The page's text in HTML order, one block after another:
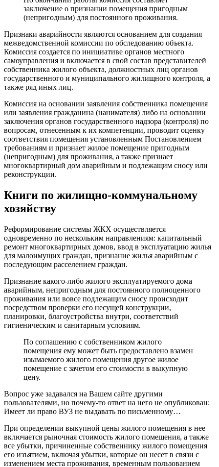
заключение о признании помещения пригодным
(непригодным) для постоянного проживания.
Признаки аварийности являются основанием для создания
межведомственной комиссии по обследованию объекта.
Комиссия создается по инициативе органов местного
самоуправления и включается в свой состав представителей
собственника жилого объекта, должностных лиц органов
государственного и муниципального жилищного контроля, а
также ряд иных лиц.
Комиссия на основании заявления собственника помещения
или заявления гражданина (нанимателя) либо на основании
заключения органов государственного надзора (контроля) по
вопросам, отнесенным к их компетенции, проводит оценку
соответствия помещения установленным Постановлением
требованиям и признает жилое помещение пригодным
(непригодным) для проживания, а также признает
многоквартирный дом аварийным и подлежащим сносу или
реконструкции.
Книги по жилищно-коммунальному
хозяйству
Реформирование системы ЖКХ осуществляется
одновременно по нескольким направлениям: капитальный
ремонт многоквартирных домов, ввод в эксплуатацию жилья
для малоимущих граждан, признание жилья аварийным с
последующим расселением граждан.
Признание какого-либо жилого эксплуатируемого дома
аварийным, непригодным для постоянного полноценного
проживания или вовсе подлежащим сносу происходит
посредством проверки его несущей конструкции,
планировки, благоустройства внутри, соответствий
гигиеническим и санитарным условиям.
По соглашению с собственником жилого
помещения ему может быть предоставлено взамен
изымаемого жилого помещения другое жилое
помещение с зачетом его стоимости в выкупную
цену.
Вопрос уже задавался на Вашем сайте другими
пользователями, но почему-то ответ на него не опубликован:
Имеет ли право ВУЗ не выдавать по письменному…
При определении выкупной цены жилого помещения в нее
включается рыночная стоимость жилого помещения, а также
все убытки, причиненные собственнику жилого помещения
его изъятием, включая убытки, которые он несет в связи с
изменением места проживания, временным пользованием